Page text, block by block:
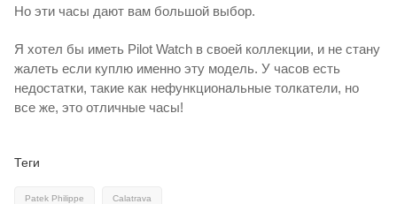
Но эти часы дают вам большой выбор.
Я хотел бы иметь Pilot Watch в своей коллекции, и не стану
жалеть если куплю именно эту модель. У часов есть
недостатки, такие как нефункциональные толкатели, но
все же, это отличные часы!
Теги
Patek Philippe Calatrava